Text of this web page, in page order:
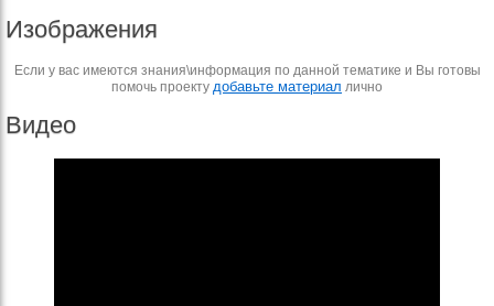
Изображения
Если у вас имеются знания\информация по данной тематике и Вы готовы
помочь проекту добавьте материал лично
Видео